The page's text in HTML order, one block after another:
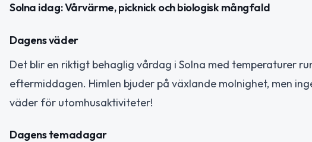
Solna idag: Vårvärme, picknick och biologisk mångfald
Dagens väder
Det blir en riktigt behaglig vårdag i Solna med temperaturer
eftermiddagen. Himlen bjuder på växlande molnighet, men
väder för utomhusaktiviteter!
Dagens temadagar